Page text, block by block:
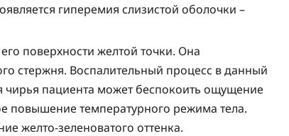
гиперемия слизистой оболочки –
поверхности желтой точки. Она
стержня. Воспалительный процесс в данный
чирья пациента может беспокоить ощущение
повышение температурного режима тела.
желто-зеленоватого оттенка.